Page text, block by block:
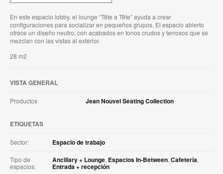
En este espacio lobby, el lounge “Tête a Tête” ayuda a crear
configuraciones para socializar en pequeños grupos. El espacio abierto
ofrece un diseño neutro, con acabados en tonos crudos y terrosos que se
mezclan con las vistas al exterior.
28 m2
VISTA GENERAL
Productos Jean Nouvel Seating Collection
ETIQUETAS
Sector: Espacio de trabajo
Tipo de
espacios:
Ancillary + Lounge, Espacios In-Between, Cafetería,
Entrada + recepción